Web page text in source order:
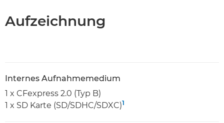
Aufzeichnung
Internes Aufnahmemedium
1 x CFexpress 2.0 (Typ B)
1 x SD Karte (SD/SDHC/SDXC)1